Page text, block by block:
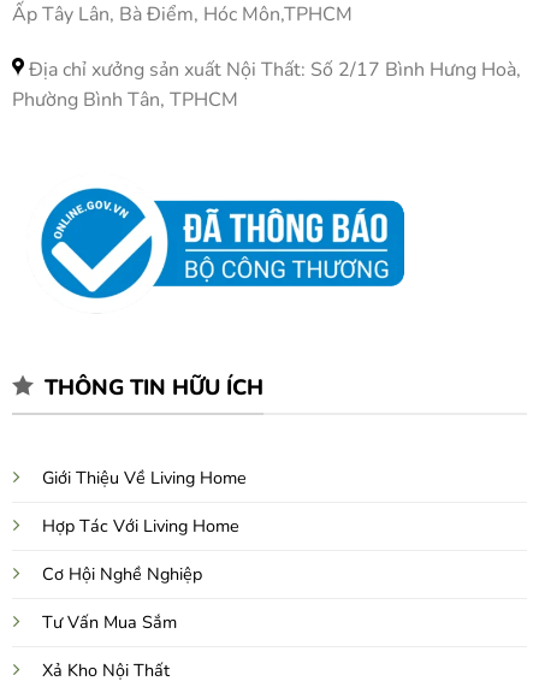
Ấp Tây Lân, Bà Điểm, Hóc Môn,TPHCM
Địa chỉ xưởng sản xuất Nội Thất: Số 2/17 Bình Hưng Hoà,
Phường Bình Tân, TPHCM
THÔNG TIN HỮU ÍCH
Giới Thiệu Về Living Home
Hợp Tác Với Living Home
Cơ Hội Nghề Nghiệp
Tư Vấn Mua Sắm
Xả Kho Nội Thất